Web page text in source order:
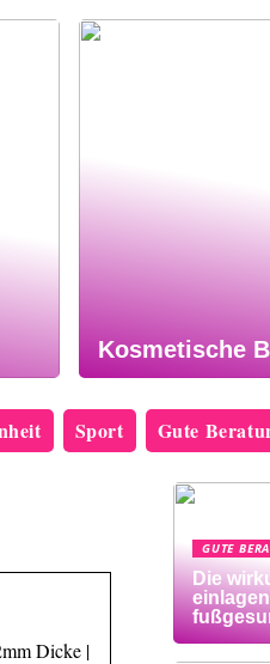
Kosmetische
Sport Gute
Dicke |
GUTE
Die